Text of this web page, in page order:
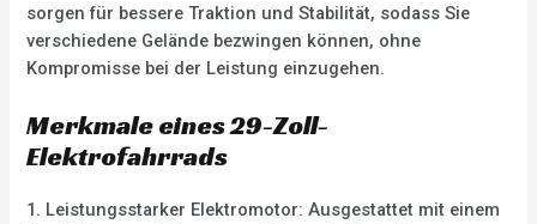
sorgen für bessere Traktion und Stabilität, sodass Sie
verschiedene Gelände bezwingen können, ohne
Kompromisse bei der Leistung einzugehen.
Merkmale eines 29-Zoll-
Elektrofahrrads
1. Leistungsstarker Elektromotor: Ausgestattet mit einem